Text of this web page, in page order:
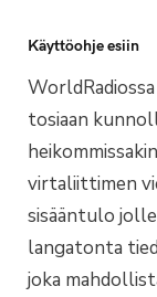
Käyttöohje esiin
tosiaan
virtaliittimen
sisääntulo
langatonta
joka